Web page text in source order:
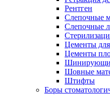
Рентген
Слепочные
Слепочные
Цементы
Цементы
Шовные
Штифты
Боры